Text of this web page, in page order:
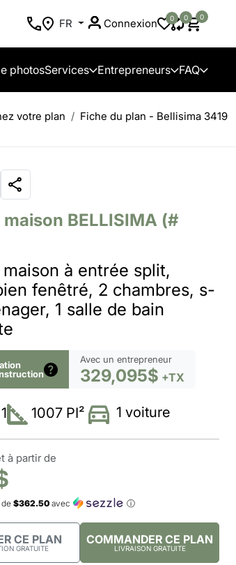
FR Connexion 0 0 0
photosServices Entrepreneurs FAQ
votre plan Fiche du plan - Bellisima 3419
maison BELLISIMA (#
maison à entrée split,
fenêtré, 2 chambres, s-
1 salle de bain
Avec un entrepreneur
329,095$ +TX
1 1007 PI² 1 voiture
à partir de
de$362.50 avec ⓘ
CE PLAN
GRATUITE
COMMANDER CE PLAN
LIVRAISON GRATUITE